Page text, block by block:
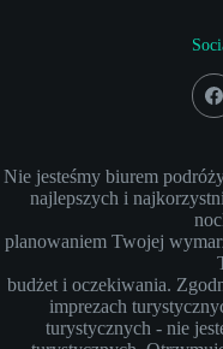
Nie jesteśmy biurem
najlepszych i
planowaniem Twojej
budżet i oczekiwania.
imprezach
turystycznych - nie